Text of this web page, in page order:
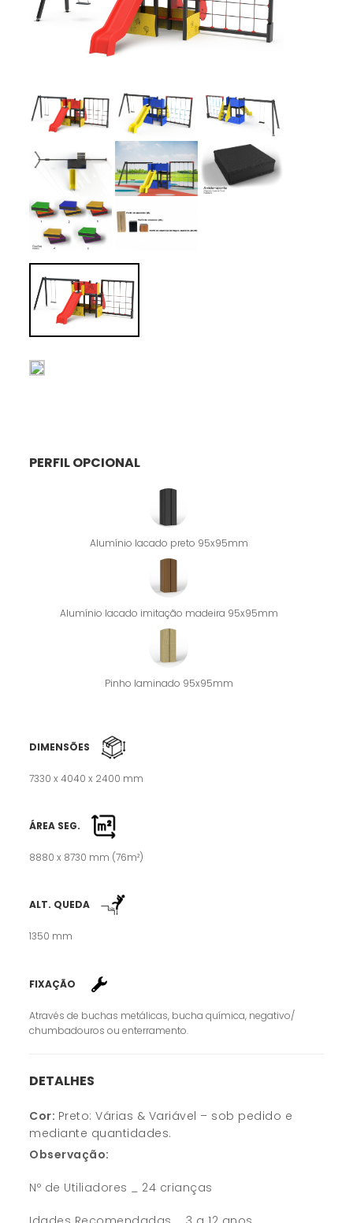
PERFIL OPCIONAL
Alumínio lacado preto 95x95mm
Alumínio lacado imitação madeira 95x95mm
Pinho laminado 95x95mm
DIMENSÕES
7330 x 4040 x 2400 mm
ÁREA SEG.
8880 x 8730 mm (76m²)
ALT. QUEDA
1350 mm
FIXAÇÃO
Através de buchas metálicas, bucha química, negativo/
chumbadouros ou enterramento.
DETALHES
Cor: Preto: Várias & Variável – sob pedido e
mediante quantidades.
Observação:
Nº de Utiliadores _ 24 crianças